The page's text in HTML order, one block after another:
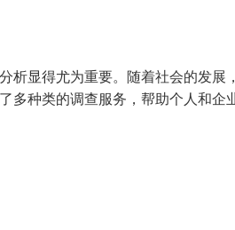
析显得尤为重要。随着社会的发
多种类的调查服务，帮助个人和